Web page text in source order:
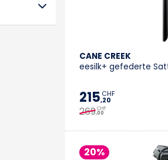
CANE CREEK
eesilk+ gefederte
215,20
CHF
269,00
CHF
20%